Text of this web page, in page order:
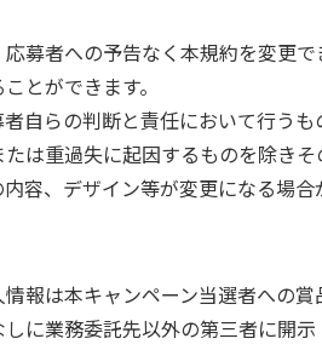
募者への予告なく本規約を変更
とができます。
自らの判断と責任において行う
は重過失に起因するものを除きそ
容、デザイン等が変更になる場合
報は本キャンペーン当選者への賞
に業務委託先以外の第三者に開示